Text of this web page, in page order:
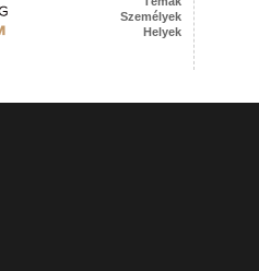
Személyek
Helyek